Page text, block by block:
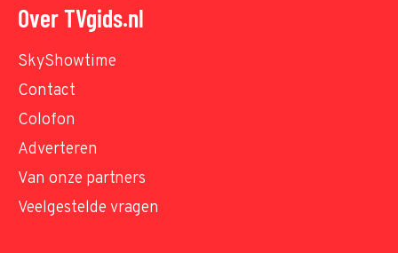
Over TVgids.nl
SkyShowtime
Contact
Colofon
Adverteren
Van onze partners
Veelgestelde vragen